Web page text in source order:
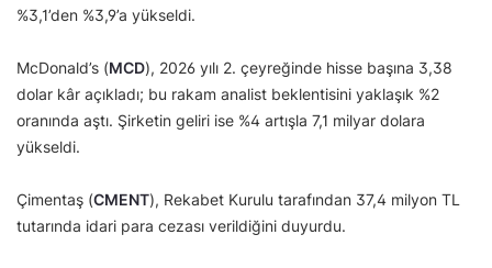
%3,1’den %3,9’a yükseldi.
McDonald’s (MCD), 2026 yılı 2. çeyreğinde hisse başına 3,38
dolar kâr açıkladı; bu rakam analist beklentisini yaklaşık %2
oranında aştı. Şirketin geliri ise %4 artışla 7,1 milyar dolara
yükseldi.
Çimentaş (CMENT), Rekabet Kurulu tarafından 37,4 milyon TL
tutarında idari para cezası verildiğini duyurdu.